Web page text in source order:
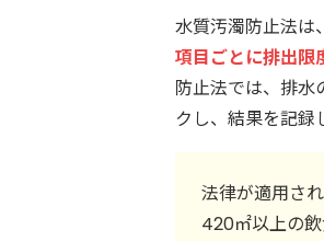
水質汚濁防止法は
項目ごとに排出限
防止法では、排水
クし、結果を記録
法律が適用さ
420㎡以上の